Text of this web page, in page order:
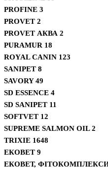
PROFINE 3
PROVET 2
PROVET АКВА 2
PURAMUR 18
ROYAL CANIN 123
SANIPET 8
SAVORY49
SD ESSENCE 4
SD SANIPET 11
SOFTVET 12
SUPREME SALMON OIL2
TRIXIE 1648
ЕКОВЕТ 9
ЕКОВЕТ,